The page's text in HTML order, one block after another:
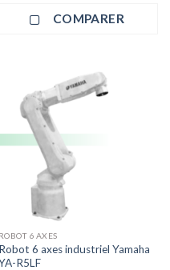
COMPARER
ROBOT 6 AXES
Robot 6 axes industriel Yamaha
R5LF